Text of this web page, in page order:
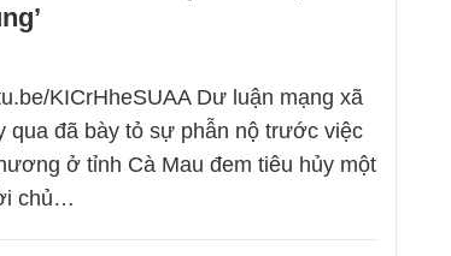
KICrHheSUAA Dư luận mạng xã
qua đã bày tỏ sự phẫn nộ trước việc
ở tỉnh Cà Mau đem tiêu hủy một
chủ…